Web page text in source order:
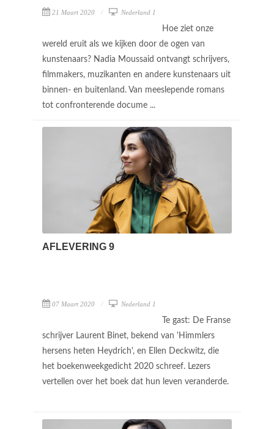
21 Maart 2020 Nederland 1
Hoe ziet onze
wereld eruit als we kijken door de ogen van
kunstenaars? Nadia Moussaid ontvangt schrijvers,
filmmakers, muzikanten en andere kunstenaars uit
binnen- en buitenland. Van meeslepende romans
tot confronterende docume ...
AFLEVERING 9
07 Maart 2020 Nederland 1
Te gast: De Franse
schrijver Laurent Binet, bekend van 'Himmlers
hersens heten Heydrich', en Ellen Deckwitz, die
het boekenweekgedicht 2020 schreef. Lezers
vertellen over het boek dat hun leven veranderde.